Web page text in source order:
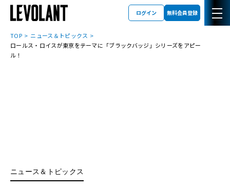
ログイン 無料会員登録
TOP
ニュース＆トピックス
ロールス・ロイスが東京をテーマに「ブラックバッジ」シリーズをアピー
ル！
ニュース＆トピックス